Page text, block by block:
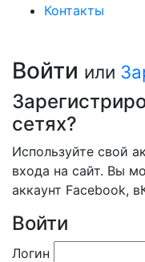
Контакты
Войти или
сетях?
Используйте свой
входа на сайт. Вы
аккаунт Facebook,
Войти
Логин